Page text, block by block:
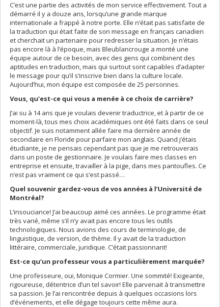
C’est une partie des activités de mon service effectivement. Tout a
démarré il y a douze ans, lorsqu’une grande marque
internationale a frappé à notre porte. Elle n’était pas satisfaite de
la traduction qui était faite de son message en français canadien
et cherchait un partenaire pour redresser la situation. Je n’étais
pas encore là à l’époque, mais Bleublancrouge a monté une
équipe autour de ce besoin, avec des gens qui combinent des
aptitudes en traduction, mais qui surtout sont capables d’adapter
le message pour qu’il s’inscrive bien dans la culture locale.
Aujourd’hui, mon équipe est composée de 25 personnes.
Vous, qu’est-ce qui vous a menée à ce choix de carrière?
J’ai su à 14 ans que je voulais devenir traductrice, et à partir de ce
moment-là, tous mes choix académiques ont été faits dans ce seul
objectif. Je suis notamment allée faire ma dernière année de
secondaire en Floride pour parfaire mon anglais. Quand j’étais
étudiante, je ne pensais cependant pas que je me retrouverais
dans un poste de gestionnaire. Je voulais faire mes classes en
entreprise et ensuite, travailler à la pige, dans mes pantoufles. Ce
n’est pas vraiment ce qui s’est passé…
Quel souvenir gardez-vous de vos années à l’Université de
Montréal?
L’insouciance! J’ai beaucoup aimé ces années. Le programme était
très varié, même s’il n’y avait pas encore tous les outils
technologiques. Nous avions des cours de terminologie, de
linguistique, de version, de thème. Il y avait de la traduction
littéraire, commerciale, juridique. C’était passionnant!
Est-ce qu’un professeur vous a particulièrement marquée?
Une professeure, oui, Monique Cormier. Une sommité! Exigeante,
rigoureuse, détentrice d’un tel savoir! Elle parvenait à transmettre
sa passion. Je l’ai rencontrée depuis à quelques occasions lors
d’événements, et elle dégage toujours cette même aura.